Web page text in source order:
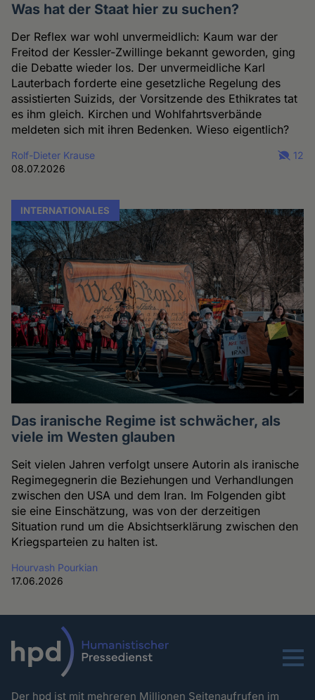
Was hat der Staat hier zu suchen?
Der Reflex war wohl unvermeidlich: Kaum war der
Freitod der Kessler-Zwillinge bekannt geworden, ging
die Debatte wieder los. Der unvermeidliche Karl
Lauterbach forderte eine gesetzliche Regelung des
assistierten Suizids, der Vorsitzende des Ethikrates tat
es ihm gleich. Kirchen und Wohlfahrtsverbände
meldeten sich mit ihren Bedenken. Wieso eigentlich?
Rolf-Dieter Krause
08.07.2026
12
INTERNATIONALES
Das iranische Regime ist schwächer, als
viele im Westen glauben
Seit vielen Jahren verfolgt unsere Autorin als iranische
Regimegegnerin die Beziehungen und Verhandlungen
zwischen den USA und dem Iran. Im Folgenden gibt
sie eine Einschätzung, was von der derzeitigen
Situation rund um die Absichtserklärung zwischen den
Kriegsparteien zu halten ist.
Hourvash Pourkian
17.06.2026
Menu
Der hpd ist mit mehreren Millionen Seitenaufrufen im